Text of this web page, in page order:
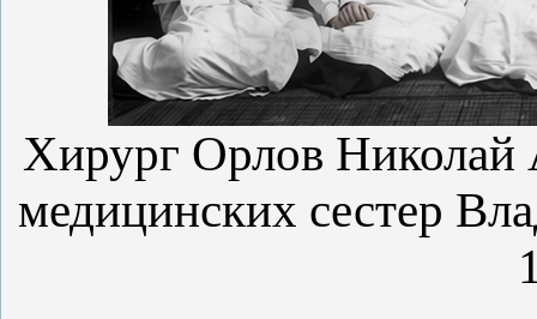
Хирург Орлов Николай
медицинских сестер